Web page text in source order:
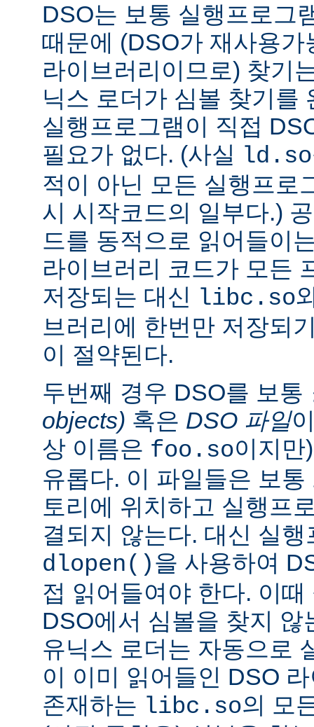
DSO는 보통 실행프로그
때문에 (DSO가 재사용
라이브러리이므로) 찾기
닉스 로더가 심볼 찾기를
실행프로그램이 직접
필요가 없다. (사실
ld.so
적이 아닌 모든 실행프로
시 시작코드의 일부다.)
드를 동적으로 읽어들이
라이브러리 코드가 모든
저장되는 대신
libc.so
브러리에 한번만 저장되
이 절약된다.
두번째 경우 DSO를 보통
objects) 혹은 DSO 파일
상 이름은 foo.so이지만
유롭다. 이 파일들은 보
토리에 위치하고 실행프
결되지 않는다. 대신 실
dlopen()을 사용하여
접 읽어들여야 한다. 이
DSO에서 심볼을 찾지 않
유닉스 로더는 자동으로
이 이미 읽어들인 DSO
존재하는 libc.so의 모